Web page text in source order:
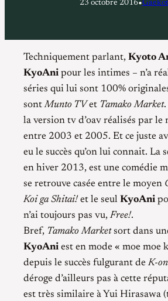
23 octobre 2016•
Techniquement parlant, Kyoto
KyoAni pour les intimes – n’a
séries qui lui sont 100%
sontMunto TVet Tamako Market
la version tv d’oav réalisés par le
entre 2003 et 2005. Et ce juste
eu le succès qu’on lui connait. La
en hiver 2013, est une comédie
se retrouve casée entre le moyen
Koi ga Shitai! et le seul KyoAni
n’ai toujours pas vu, Free!.
Bref, Tamako Marketsort dans
KyoAni est en mode « moe moe
depuis le succès fulgurant de K-
déroge d’ailleurs pas à cette
est très similaire à Yui Hirasawa